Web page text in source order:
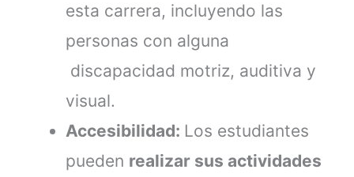
esta carrera, incluyendo las
personas con alguna
discapacidad motriz, auditiva y
visual.
Accesibilidad: Los estudiantes
pueden realizar sus actividades